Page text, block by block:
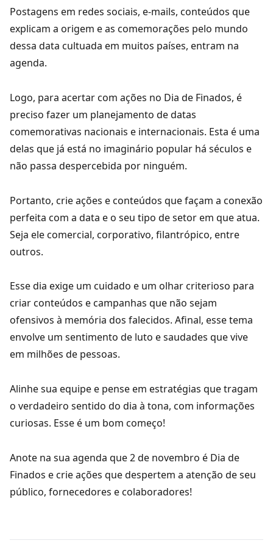
Postagens em redes sociais, e-mails, conteúdos que
explicam a origem e as comemorações pelo mundo
dessa data cultuada em muitos países, entram na
agenda.
Logo, para acertar com ações no Dia de Finados, é
preciso fazer um planejamento de datas
comemorativas nacionais e internacionais. Esta é uma
delas que já está no imaginário popular há séculos e
não passa despercebida por ninguém.
Portanto, crie ações e conteúdos que façam a conexão
perfeita com a data e o seu tipo de setor em que atua.
Seja ele comercial, corporativo, filantrópico, entre
outros.
Esse dia exige um cuidado e um olhar criterioso para
criar conteúdos e campanhas que não sejam
ofensivos à memória dos falecidos. Afinal, esse tema
envolve um sentimento de luto e saudades que vive
em milhões de pessoas.
Alinhe sua equipe e pense em estratégias que tragam
o verdadeiro sentido do dia à tona, com informações
curiosas. Esse é um bom começo!
Anote na sua agenda que 2 de novembro é Dia de
Finados e crie ações que despertem a atenção de seu
público, fornecedores e colaboradores!